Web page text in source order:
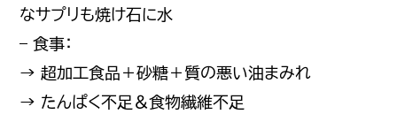
なサプリも焼け石に水
– 食事：
→ 超加工食品＋砂糖＋質の悪い油まみれ
→ たんぱく不足＆食物繊維不足